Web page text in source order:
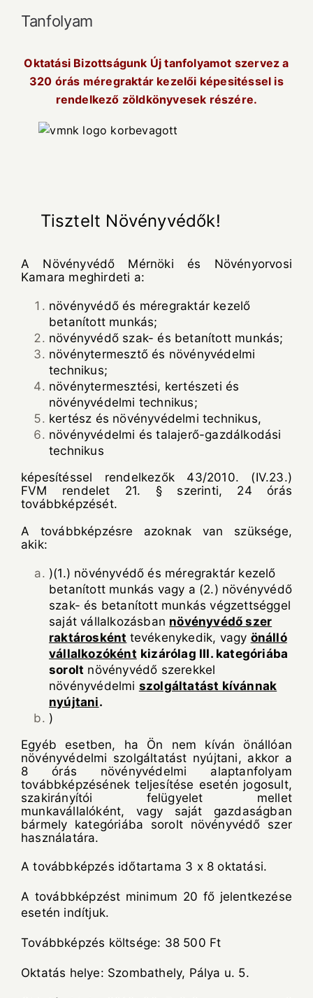
Tanfolyam
Oktatási Bizottságunk Új tanfolyamot szervez a
320 órás méregraktár kezelői képesitéssel is
rendelkező zöldkönyvesek részére.
Tisztelt Növényvédők!
A Növényvédő Mérnöki és Növényorvosi
Kamara meghirdeti a:
növényvédő és méregraktár kezelő
betanított munkás;
növényvédő szak- és betanított munkás;
növénytermesztő és növényvédelmi
technikus;
növénytermesztési, kertészeti és
növényvédelmi technikus;
kertész és növényvédelmi technikus,
növényvédelmi és talajerő-gazdálkodási
technikus
képesítéssel rendelkezők 43/2010. (IV.23.)
FVM rendelet 21. § szerinti, 24 órás
továbbképzését.
A továbbképzésre azoknak van szüksége,
akik:
)(1.) növényvédő és méregraktár kezelő
betanított munkás vagy a (2.) növényvédő
szak- és betanított munkás végzettséggel
saját vállalkozásban növényvédő szer
raktárosként tevékenykedik, vagy önálló
vállalkozóként kizárólag III. kategóriába
sorolt növényvédő szerekkel
növényvédelmi szolgáltatást kívánnak
nyújtani.
)
Egyéb esetben, ha Ön nem kíván önállóan
növényvédelmi szolgáltatást nyújtani, akkor a
8 órás növényvédelmi alaptanfolyam
továbbképzésének teljesítése esetén jogosult,
szakirányítói felügyelet mellet
munkavállalóként, vagy saját gazdaságban
bármely kategóriába sorolt növényvédő szer
használatára.
A továbbképzés időtartama 3 x 8 oktatási.
A továbbképzést minimum 20 fő jelentkezése
esetén indítjuk.
Továbbképzés költsége: 38 500 Ft
Oktatás helye: Szombathely, Pálya u. 5.